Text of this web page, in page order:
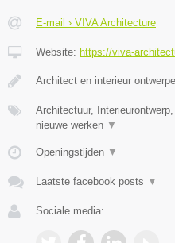
E-mail › VIVA Architecture
Website: https://viva-
Architect en interieur
Architectuur,
nieuwe werken ▼
Openingstijden ▼
Laatste facebook posts ▼
Sociale media: